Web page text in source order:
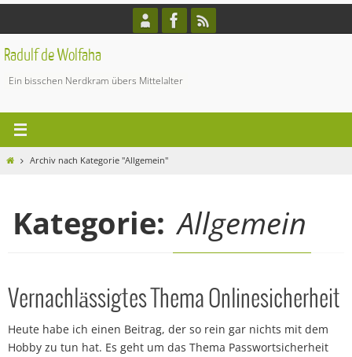
Inhalt
springen
Radulf de Wolfaha
Ein bisschen Nerdkram übers Mittelalter
StartArchiv nach Kategorie "Allgemein"
Kategorie: Allgemein
Vernachlässigtes Thema Onlinesicherheit
Heute habe ich einen Beitrag, der so rein gar nichts mit dem
Hobby zu tun hat. Es geht um das Thema Passwortsicherheit